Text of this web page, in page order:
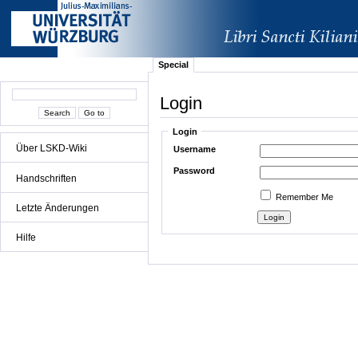
Über LSKD-Wiki
Handschriften
Letzte Änderungen
Hilfe
Special
Login
Login
Username
Password
Remember Me